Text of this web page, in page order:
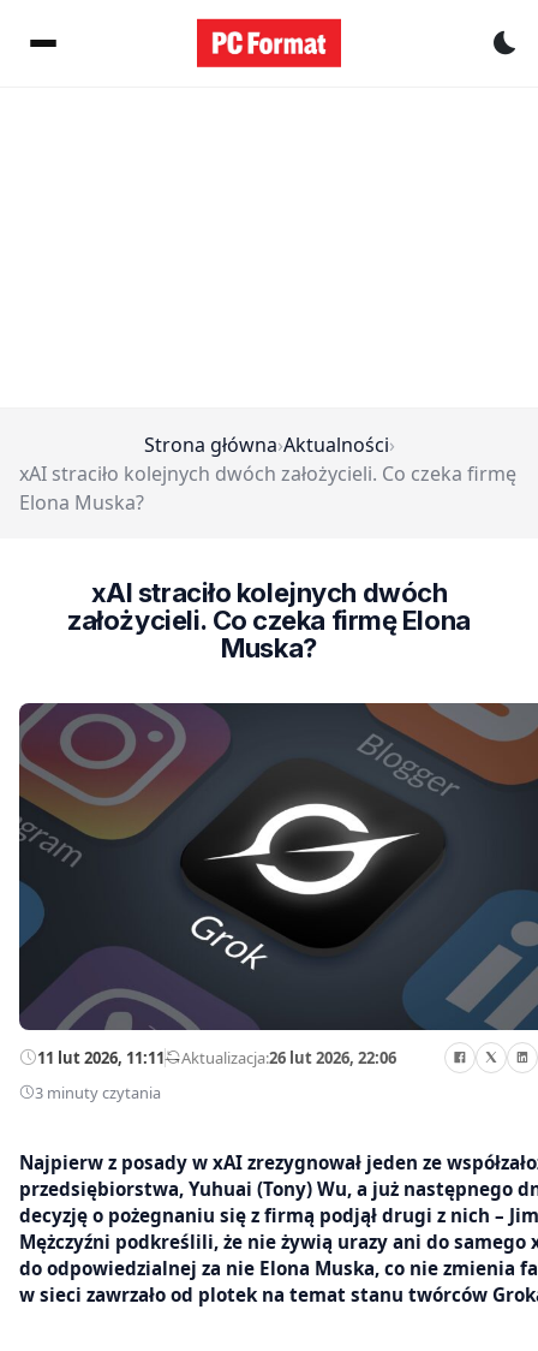
Strona główna›Aktualności›
xAI straciło kolejnych dwóch założycieli. Co czeka firmę
Elona Muska?
xAI straciło kolejnych dwóch
założycieli. Co czeka firmę Elona
Muska?
11 lut 2026, 11:11—Aktualizacja:26 lut 2026, 22:06
3 minuty czytania
Najpierw z posady w xAI zrezygnował jeden ze
przedsiębiorstwa, Yuhuai (Tony) Wu, a już następnego
decyzję o pożegnaniu się z firmą podjął drugi z nich –
Mężczyźni podkreślili, że nie żywią urazy ani do samego
do odpowiedzialnej za nie Elona Muska, co nie zmienia
w sieci zawrzało od plotek na temat stanu twórców